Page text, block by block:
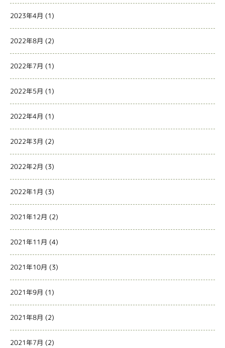
2023年4月 (1)
2022年8月 (2)
2022年7月 (1)
2022年5月 (1)
2022年4月 (1)
2022年3月 (2)
2022年2月 (3)
2022年1月 (3)
2021年12月 (2)
2021年11月 (4)
2021年10月 (3)
2021年9月 (1)
2021年8月 (2)
2021年7月 (2)